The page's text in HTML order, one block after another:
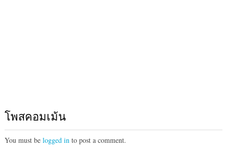
โพสคอมเม้น
You must be logged in to post a comment.